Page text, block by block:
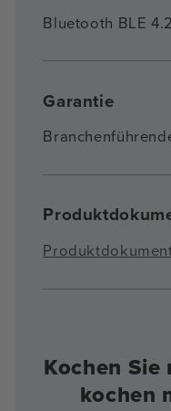
Bluetooth BLE
Garantie
Kochen
kochen